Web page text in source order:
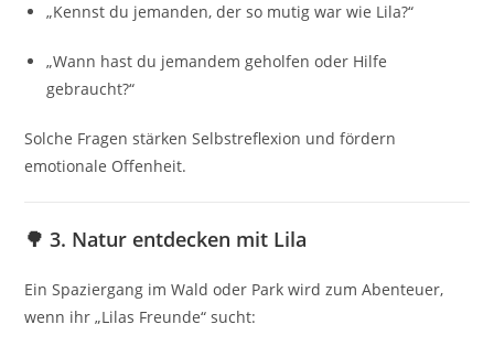
„Kennst du jemanden, der so mutig war wie Lila?“
„Wann hast du jemandem geholfen oder Hilfe
gebraucht?“
Solche Fragen stärken Selbstreflexion und fördern
emotionale Offenheit.
🌳 3. Natur entdecken mit Lila
Ein Spaziergang im Wald oder Park wird zum Abenteuer,
wenn ihr „Lilas Freunde“ sucht: